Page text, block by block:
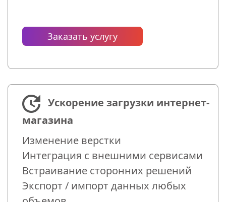
Заказать услугу
Ускорение загрузки интернет-
магазина
Изменение верстки
Интеграция с внешними сервисами
Встраивание сторонних решений
Экспорт / импорт данных любых